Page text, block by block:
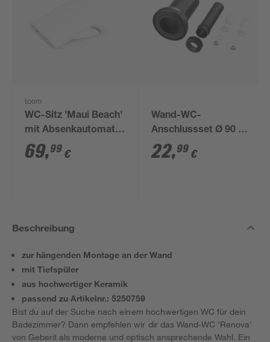
toom
WC-Sitz 'Maui Beach'
mit Absenkautomatik
weiß Duroplast
69,99 €
Wand-WC-
Anschlussset Ø 90 x
180 mm
22,99 €
Beschreibung
zur hängenden Montage an der Wand
mit Tiefspüler
aus hochwertiger Keramik
passend zu Artikelnr.: 5250759
Bist du auf der Suche nach einem hochwertigen WC für dein
Badezimmer? Dann empfehlen wir dir das Wand-WC 'Renova'
von Geberit als moderne und optisch ansprechende Wahl. Ein